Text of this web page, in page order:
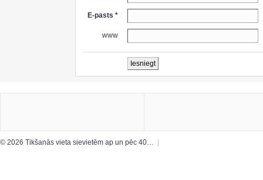
E-pasts *
www
© 2026 Tikšanās vieta sievietēm ap un pēc 40…